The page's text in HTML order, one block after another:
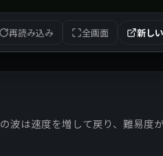
再読み込み 全画面 新し
波は速度を増して戻り、難易度